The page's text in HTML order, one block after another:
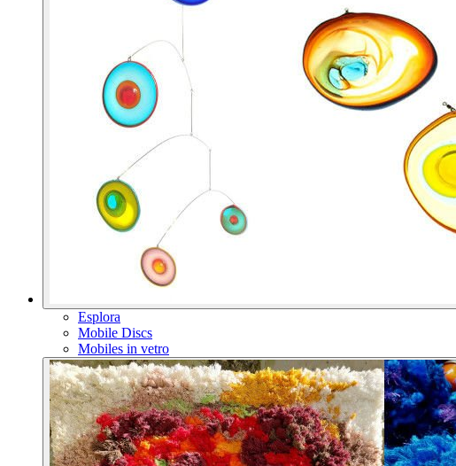
Esplora
Mobile Discs
Mobiles in vetro